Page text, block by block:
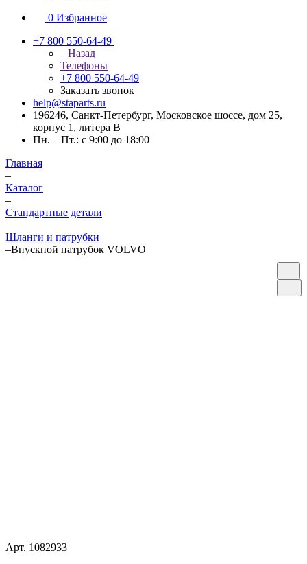
0 Избранное
+7 800 550-64-49
Назад
Телефоны
+7 800 550-64-49
Заказать звонок
help@staparts.ru
196246, Санкт-Петербург, Московское шоссе, дом 25,
корпус 1, литера В
Пн. – Пт.: с 9:00 до 18:00
Главная
–
Каталог
–
Стандартные детали
–
Шланги и патрубки
–Впускной патрубок VOLVO
Арт. 1082933